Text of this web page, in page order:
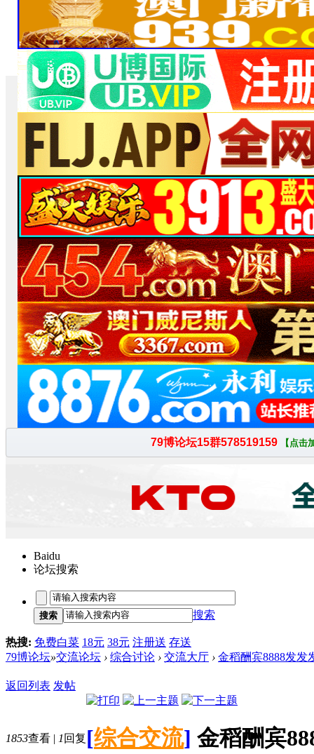
Baidu
论坛搜索
搜索 搜索
热搜: 免费白菜 18元 38元 注册送 存送
79博论坛»交流论坛 › 综合讨论 › 交流大厅 › 金稻酬宾8888发发
返回列表 发帖
1853查看 | 1 回复 [综合交流] 金稻酬宾